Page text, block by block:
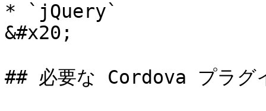
* `jQuery`
&#x20;
## 必要な Cordova プラグ